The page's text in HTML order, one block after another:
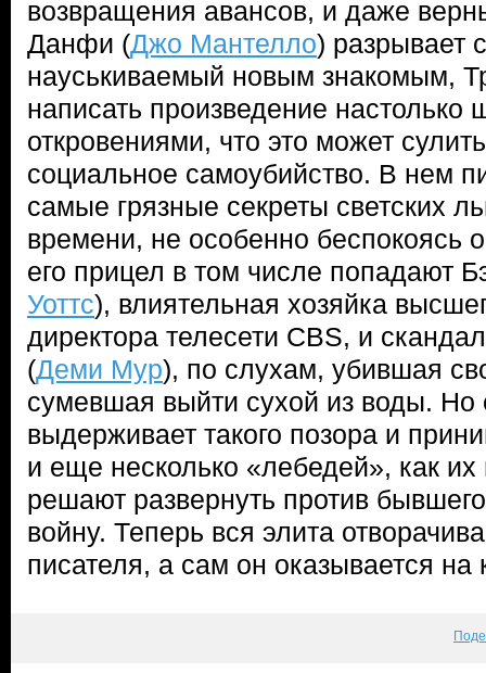
возвращения авансов, и даже
Данфи (Джо Мантелло) разрывает
науськиваемый новым знакомым,
написать произведение
откровениями, что это может
социальное самоубийство. В нем
самые грязные секреты светских
времени, не особенно беспокоясь
его прицел в том числе попадают
Уоттс), влиятельная хозяйка
директора телесети CBS, и
(Деми Мур), по слухам, убившая
сумевшая выйти сухой из воды. Но
выдерживает такого позора и
и еще несколько «лебедей», как
решают развернуть против
войну. Теперь вся элита
писателя, а сам он оказывается